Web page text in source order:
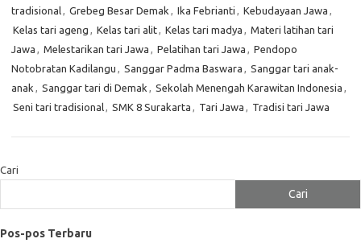
tradisional, Grebeg Besar Demak , Ika Febrianti , Kebudayaan Jawa ,
Kelas tari ageng , Kelas tari alit, Kelas tari madya , Materi latihan tari
Jawa , Melestarikan tari Jawa , Pelatihan tari Jawa , Pendopo
Notobratan Kadilangu , Sanggar Padma Baswara , Sanggar tari anak-
anak , Sanggar tari di Demak , Sekolah Menengah Karawitan Indonesia ,
Seni tari tradisional, SMK 8 Surakarta , Tari Jawa , Tradisi tari Jawa
Cari
Cari
Pos-pos Terbaru